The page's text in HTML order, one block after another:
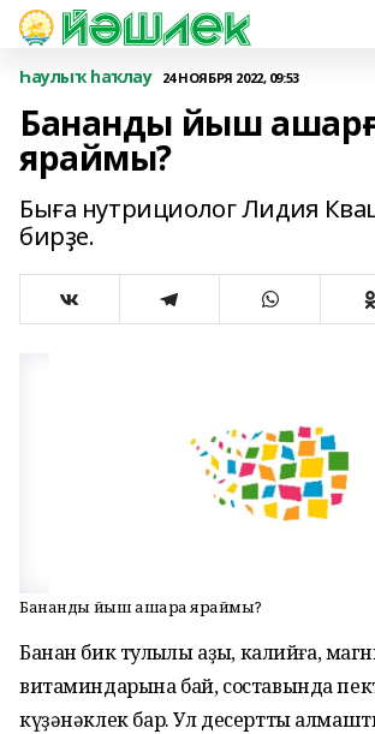
Һаулыҡ һаҡлау 24 НОЯБРЯ 2022, 09:53
Бананды йыш
яраймы?
Быға нутрициолог Лидия
бирҙе.
Бананды йыш ашарға яраймы?
Банан бик туҡлыҡлы аҙыҡ, калийға,
витаминдарына бай, составында
күҙәнәклек бар. Ул десертты